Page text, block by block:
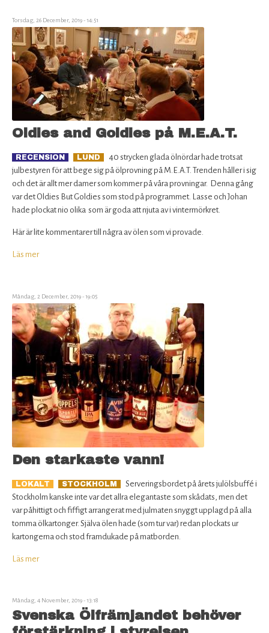
till
styrelse
2020
Torsdag, 26 December, 2019 - 14:51
Oldies and Goldies på M.E.A.T.
RECENSION LUND
40 strycken glada ölnördar hade trotsat
julbestyren för att bege sig på ölprovning på M.E.A.T. Trenden håller i sig
och det är allt mer damer som kommer på våra provningar. Denna gång
var det Oldies But Goldies som stod på programmet. Lasse och Johan
hade plockat nio olika som är goda att njuta av i vintermörkret.
Här är lite kommentarer till några av ölen som vi provade.
Läs merom
Goldies
på
M.E.A.T.
Måndag, 2 December, 2019 - 19:05
Den starkaste vann!
LOKALT STOCKHOLM
Serveringsbordet på årets julölsbuffé i
Stockholm kanske inte var det allra elegantaste som skådats, men det
var påhittigt och fiffigt arrangerat med julmaten snyggt upplagd på alla
tomma ölkartonger. Själva ölen hade (som tur var) redan plockats ur
kartongerna och stod framdukade på matborden.
Läs merom
vann!
Måndag, 4 November, 2019 - 13:18
Svenska Ölfrämjandet behöver